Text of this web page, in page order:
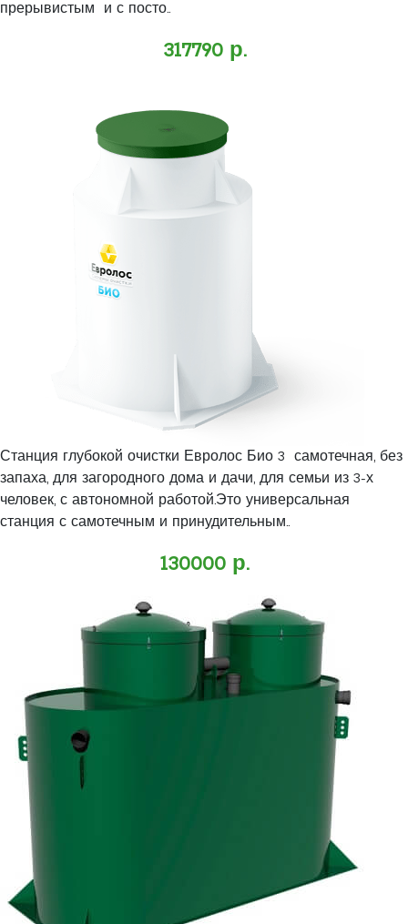
прерывистым и с посто..
317790 р.
Станция глубокой очистки Евролос Био 3 самотечная, без
запаха, для загородного дома и дачи, для семьи из 3-х
человек, с автономной работой.Это универсальная
станция с самотечным и принудительным..
130000 р.